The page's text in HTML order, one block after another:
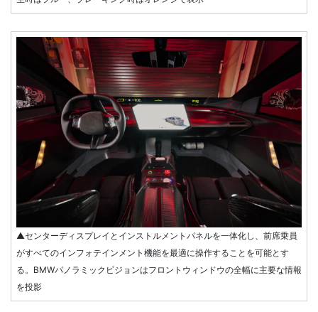
▲センターディスプレイとインストルメントパネルを一体化し、前席乗員
がすべてのインフォテインメント機能を最適に操作することを可能とす
る。BMWパノラミックビジョンはフロントウィンドウの全幅に主要な情報
を投影